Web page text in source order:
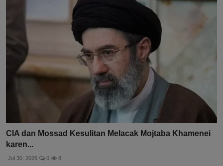
CIA dan Mossad Kesulitan Melacak Mojtaba Khamenei
karen...
Jul 30, 2026 0 8